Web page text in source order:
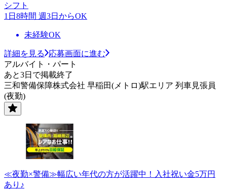
シフト
1日8時間 週3日からOK
未経験OK
詳細を見る
応募画面に進む
アルバイト・パート
あと3日で掲載終了
三和警備保障株式会社 早稲田(メトロ)駅エリア 列車見張員
(夜勤)
≪夜勤×警備≫幅広い年代の方が活躍中！入社祝い金5万円
あり♪